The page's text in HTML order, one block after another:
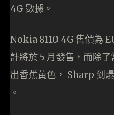
4G 數據。
Nokia 8110 4G 售價為
計將於 5 月發售，而除
出香蕉黃色， Sharp 到
。